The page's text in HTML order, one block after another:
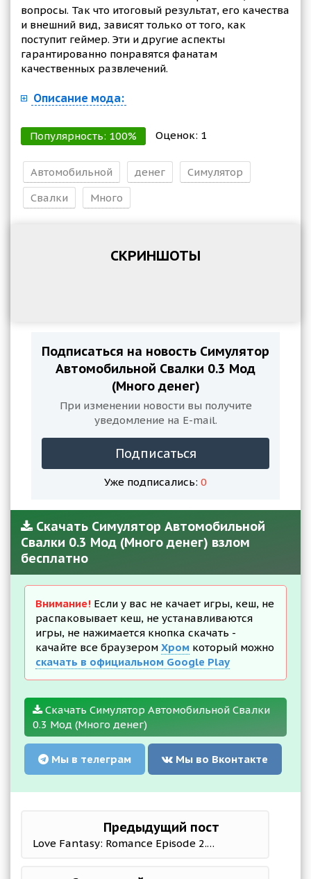
вопросы. Так что итоговый результат, его качества
и внешний вид, зависят только от того, как
поступит геймер. Эти и другие аспекты
гарантированно понравятся фанатам
качественных развлечений.
Описание мода:
Популярность: 100% Оценок: 1
Автомобильной денег
Симулятор
Свалки
Много
СКРИНШОТЫ
Подписаться на новость Симулятор
Автомобильной Свалки 0.3 Мод
(Много денег)
При изменении новости вы получите
уведомление на E-mail.
Подписаться
Уже подписались: 0
Скачать Симулятор Автомобильной
Свалки 0.3 Мод (Много денег) взлом
бесплатно
Внимание! Если у вас не качает игры, кеш, не
распаковывает кеш, не устанавливаются
игры, не нажимается кнопка скачать -
качайте все браузером Хром который можно
скачать в официальном Google Play
Скачать Симулятор Автомобильной Свалки
0.3 Мод (Много денег)
Мы в телеграм Мы во Вконтакте
Предыдущий пост
Love Fantasy: Romance Episode 2.0.2 Мод (полная версия)